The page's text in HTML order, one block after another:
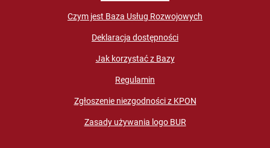
Czym jest Baza Usług Rozwojowych
Deklaracja dostępności
Jak korzystać z Bazy
Regulamin
Zgłoszenie niezgodności z KPON
Zasady używania logo BUR